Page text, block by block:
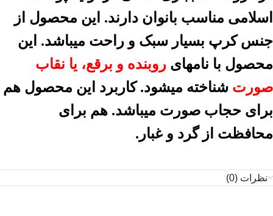
اسلامی مناسب بانوان دارند. این محصول از
جنس کرپ بسیار سبک و راحت میباشد. این
محصول با نامهای روبنده و برقع، یا نقاب
صورت شناخته میشود. کاربرد این محصول هم
برای حجاب صورت میباشد. هم برای
محافظت از گرد و غبار.
نظرات (0)